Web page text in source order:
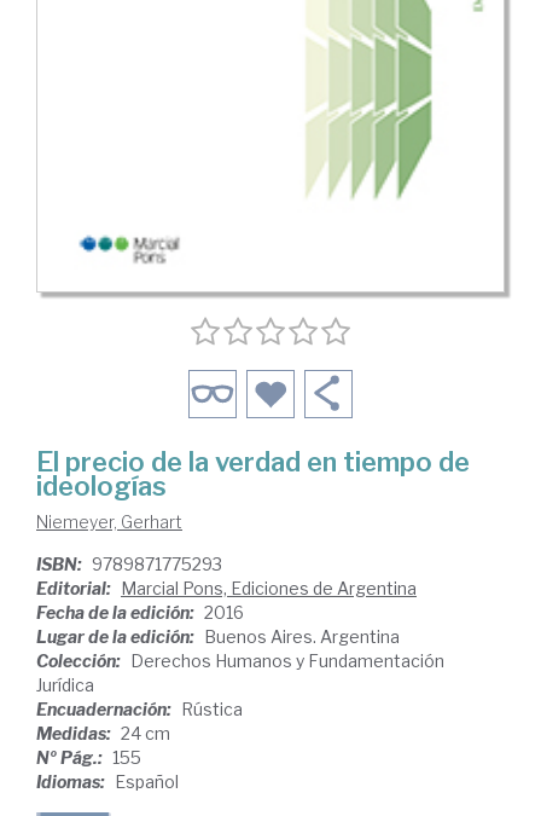
El precio de la verdad en tiempo de
ideologías
Niemeyer, Gerhart
ISBN: 9789871775293
Editorial: Marcial Pons, Ediciones de Argentina
Fecha de la edición: 2016
Lugar de la edición: Buenos Aires. Argentina
Colección: Derechos Humanos y Fundamentación
Jurídica
Encuadernación: Rústica
Medidas: 24 cm
Nº Pág.: 155
Idiomas: Español